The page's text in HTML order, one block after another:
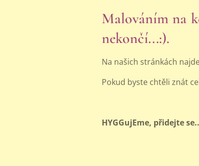
Malováním na
nekončí...:).
Na našich stránkách
Pokud byste chtěli znát
HYGGujEme, přidejte